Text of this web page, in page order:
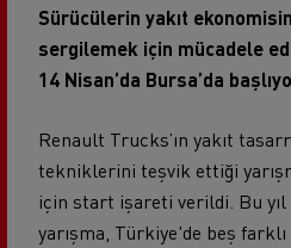
Sürücülerin yakıt
sergilemek için mücadele
14 Nisan’da Bursa’da
Renault Trucks’ın yakıt
tekniklerini teşvik ettiği
için start işareti verildi. Bu yıl
yarışma, Türkiye'de beş farklı